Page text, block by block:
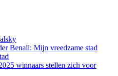
Benali:Mijn vreedzame stad
winnaars stellen zich voor